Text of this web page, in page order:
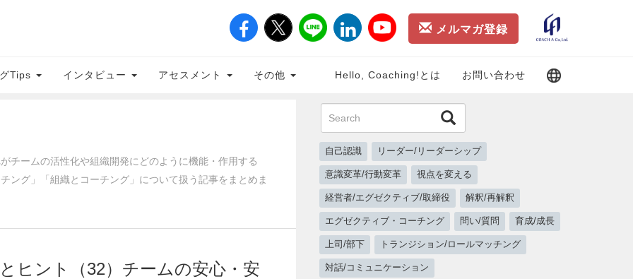
メルマガ登録
Tips インタビュー アセスメント その他 Hello, Coaching!とは お問い合わせ
チームの活性化や組織開発にどのように機能・作用する
ング」「組織とコーチング」について扱う記事をまとめま
ヒント（32）チームの安心・安
自己認識 リーダー/リーダーシップ
意識変革/行動変革 視点を変える
経営者/エグゼクティブ/取締役 解釈/再解釈
エグゼクティブ・コーチング 問い/質問 育成/成長
上司/部下 トランジション/ロールマッチング
対話/コミュニケーション